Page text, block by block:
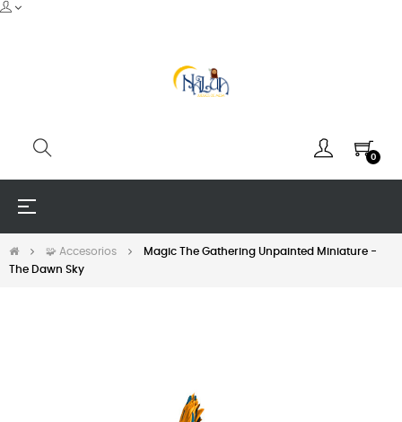
0
Navegación
☰
🧩 Accesorios
Magic The Gathering Unpainted Miniature -
The Dawn Sky